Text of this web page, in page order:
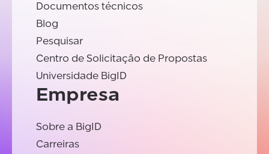
Documentos técnicos
Blog
Pesquisar
Centro de Solicitação de Propostas
Universidade BigID
Empresa
Sobre a BigID
Carreiras